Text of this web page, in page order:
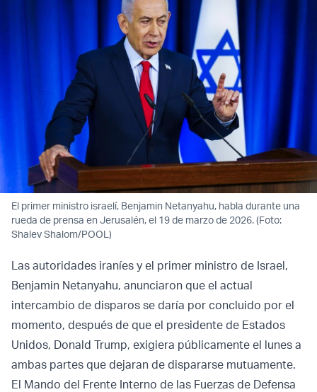
El primer ministro israelí, Benjamin Netanyahu, habla durante una
rueda de prensa en Jerusalén, el 19 de marzo de 2026. (Foto:
Shalev Shalom/POOL)
Las autoridades iraníes y el primer ministro de Israel,
Benjamin Netanyahu, anunciaron que el actual
intercambio de disparos se daría por concluido por el
momento, después de que el presidente de Estados
Unidos, Donald Trump, exigiera públicamente el lunes a
ambas partes que dejaran de dispararse mutuamente.
El Mando del Frente Interno de las Fuerzas de Defensa